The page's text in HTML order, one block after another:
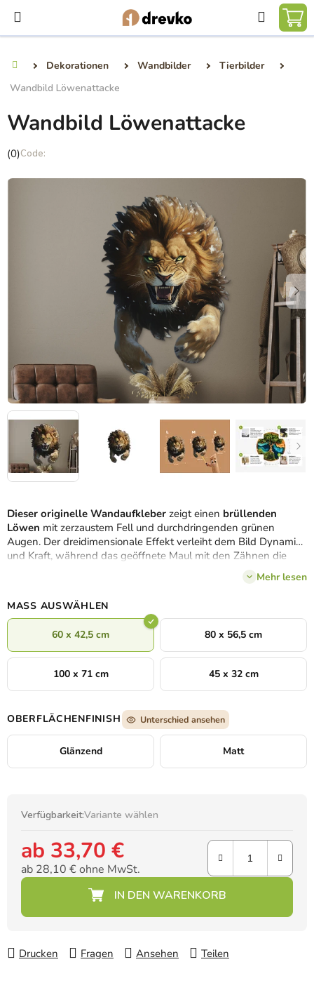
Inhalt
springen
Suchen
Dekorationen Wandbilder
Tierbilder
Wandbild Löwenattacke
Dieser originelle Wandaufkleber zeigt einen brüllenden
Löwen mit zerzaustem Fell und durchdringenden grünen
Augen. Der dreidimensionale Effekt verleiht dem Bild Dynamik
und Kraft, während das geöffnete Maul mit den Zähnen die
Wildheit und Entschlossenheit unterstreicht. Ein markantes
Mehr lesen
MASS AUSWÄHLEN
60 x 42,5 cm 80 x 56,5 cm
100 x 71 cm 45 x 32 cm
OBERFLÄCHENFINISH Unterschied ansehen
Glänzend Matt
Verfügbarkeit:Variante wählen
ab 33,70 €
ab 28,10 €ohne MwSt.
Drucken Fragen Ansehen Teilen
Wandbild Löwenattacke
Die
Produktbewertung
(0)